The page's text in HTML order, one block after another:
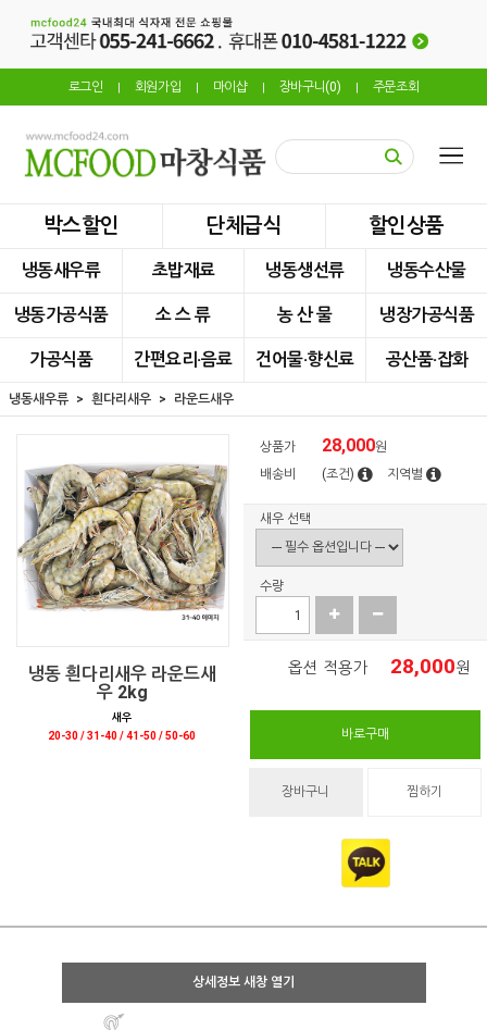
로그인 회원가입 마이샵 장바구니(0) 주문조회
박스할인 단체급식 할인상품
냉동새우류 초밥재료 냉동생선류 냉동수산물
냉동가공식품 소 스 류 농 산 물 냉장가공식품
가공식품 간편요리·음료 건어물·향신료 공산품·잡화
냉동새우류 흰다리새우 라운드새우
냉동 흰다리새우 라운드새
우 2kg
새우
20-30 / 31-40 / 41-50 / 50-60
상품가 28,000원
배송비
(조건) 지역별
새우 선택
수량
옵션 적용가 28,000원
바로구매
장바구니 찜하기
상세정보 새창 열기